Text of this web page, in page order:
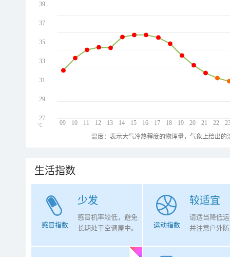
09 10 11 12 13 14 15 16 17 18 19 20 21 22
39
37
35
33
31
29
27
℃
温度：表示大气冷热程度的物理量，气象上给出
生活指数
少发
感冒指数
感冒机率较低，避免
长期处于空调屋中。
较适宜
运动指数
请适当降低
并注意户外